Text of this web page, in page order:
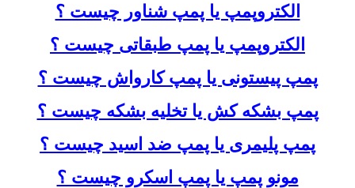
الکتروپمپ یا پمپ شناور چیست ؟
الکتروپمپ یا پمپ طبقاتی چیست ؟
پمپ پیستونی یا پمپ کارواش چیست ؟
پمپ بشکه کش یا تخلیه بشکه چیست ؟
پمپ پلیمری یا پمپ ضد اسید چیست ؟
مونو پمپ یا پمپ اسکرو چیست ؟